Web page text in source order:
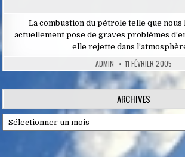
La combustion du pétrole telle que nous
actuellement pose de graves problèmes
elle rejette dans
ADMIN 11 FÉVRIER 2005
ARCHIVES
Archives